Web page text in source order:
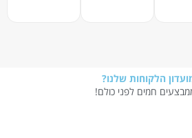
הלקוחות שלנו?
חמים לפני כולם!